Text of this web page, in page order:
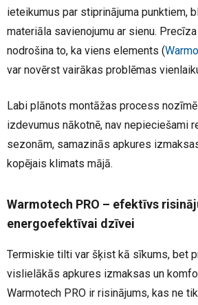
ieteikumus par stiprinājuma punktiem,
materiāla savienojumu ar sienu.
nodrošina to, ka viens elements (
var novērst vairākas problēmas
Labi plānots montāžas process
izdevumus nākotnē, nav nepieciešami
sezonām, samazinās apkures
kopējais klimats mājā.
Warmotech PRO – efektīvs
energoefektīvai dzīvei
Termiskie tilti var šķist kā sīkums, bet
vislielākās apkures izmaksas un
Warmotech PRO ir risinājums, kas ne